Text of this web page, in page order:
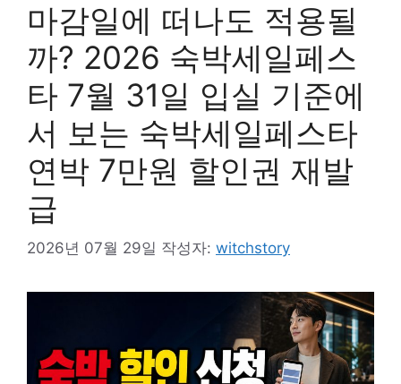
마감일에 떠나도 적용될
까? 2026 숙박세일페스
타 7월 31일 입실 기준에
서 보는 숙박세일페스타
연박 7만원 할인권 재발
급
2026년 07월 29일 작성자: witchstory